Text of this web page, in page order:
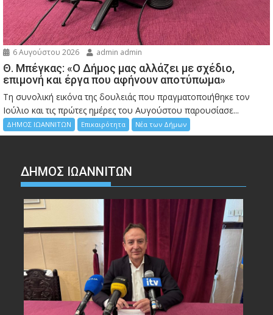
6 Αυγούστου 2026 admin admin
Θ. Μπέγκας: «Ο Δήμος μας αλλάζει με σχέδιο,
επιμονή και έργα που αφήνουν αποτύπωμα»
Τη συνολική εικόνα της δουλειάς που πραγματοποιήθηκε τον
Ιούλιο και τις πρώτες ημέρες του Αυγούστου παρουσίασε...
ΔΗΜΟΣ ΙΩΑΝΝΙΤΩΝ Επικαιρότητα Νέα των Δήμων
ΔΗΜΟΣ ΙΩΑΝΝΙΤΩΝ